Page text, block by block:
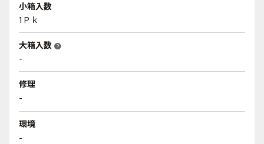
小箱入数
1Ｐｋ
大箱入数 help
-
修理
-
環境
-